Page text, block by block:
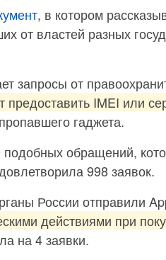
, в котором
от властей разных
запросы от
предоставить IMEI или
гаджета.
обращений,
998 заявок.
России отправили
действиями при
на 4 заявки.